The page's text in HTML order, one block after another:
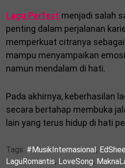
Lagu Perfect menjadi salah
penting dalam perjalanan
memperkuat citranya
mampu menyampaikan
namun mendalam di hati.
Pada akhirnya, keberhasilan
secara bertahap membuka
lain yang terus hidup di hati
Tags: #MusikInternasional ,
LaguRomantis, LoveSong,